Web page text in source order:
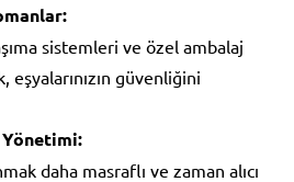
sistemleri ve özel ambalaj
güvenliğini
daha masraflı ve zaman alıcı